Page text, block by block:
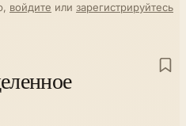
войдите или зарегистрируйтесь